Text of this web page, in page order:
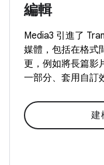
編輯
Media3 引進了
媒體，包括在格式
更，例如將長篇影
一部分、套用自訂
建